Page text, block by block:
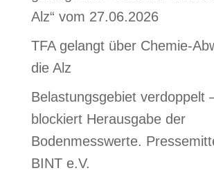
Alz“ vom 27.06.2026
TFA gelangt über Chemie-
die Alz
Belastungsgebiet verdoppelt
blockiert Herausgabe der
Bodenmesswerte.
BINT e.V.